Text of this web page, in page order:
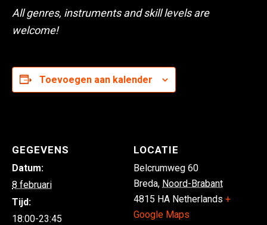
All genres, instruments and skill levels are
welcome!
Toevoegen aan kalender
GEGEVENS
Datum:
8 februari
Tijd:
18:00-23:45
LOCATIE
Belcrumweg 60
Breda, Noord-Brabant
4815 HA Netherlands +
Google Maps